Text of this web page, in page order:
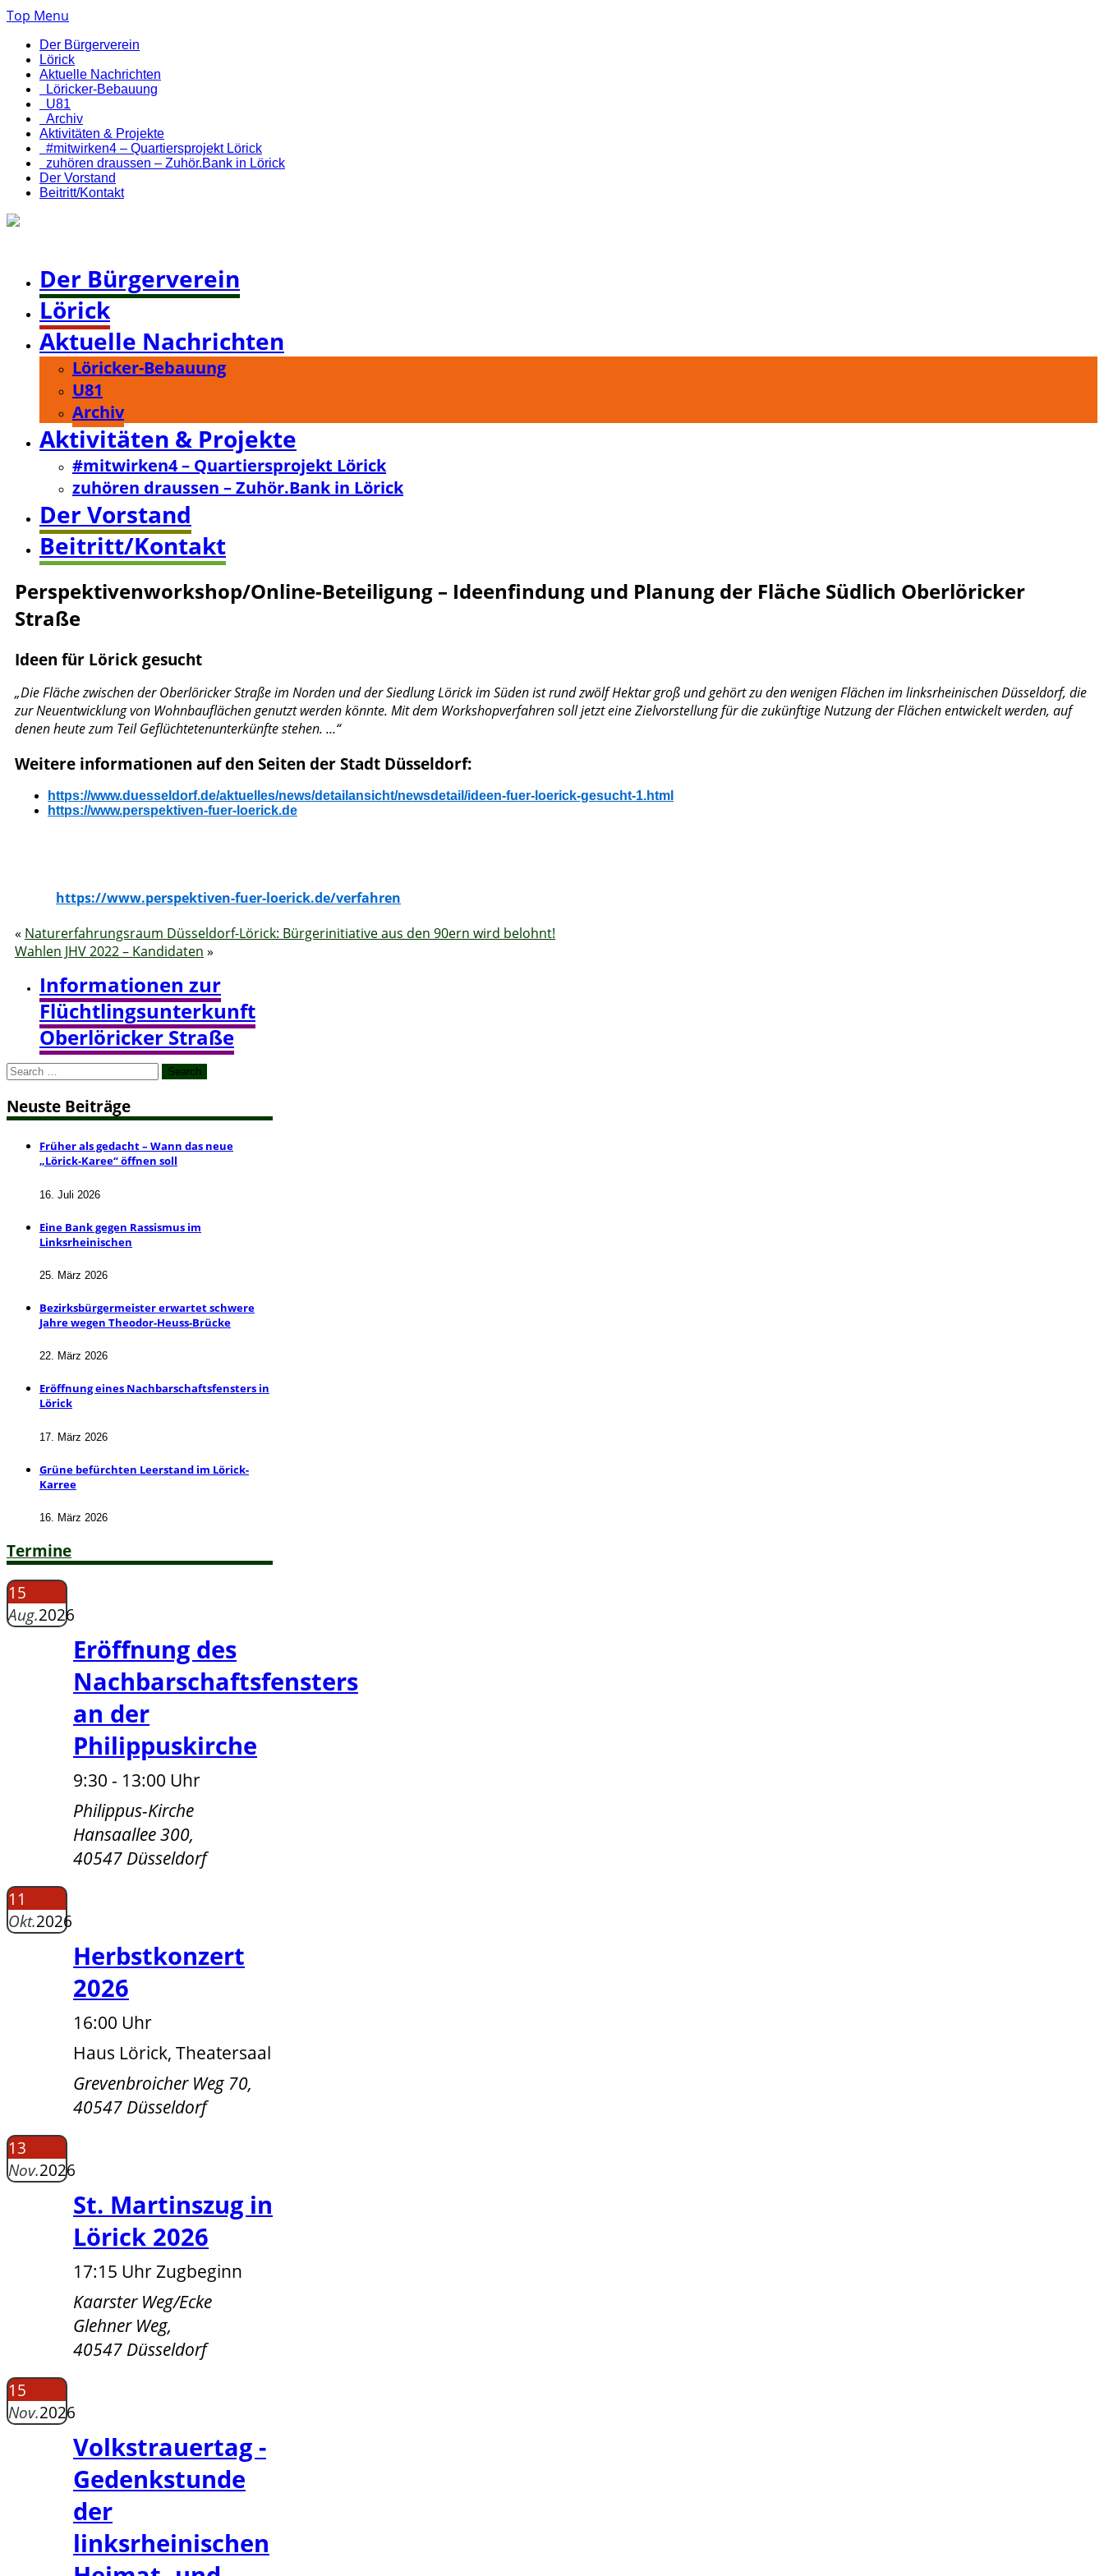
Top Menu
Der Bürgerverein
Lörick
Aktuelle Nachrichten
Löricker-Bebauung
U81
Archiv
Aktivitäten & Projekte
#mitwirken4 – Quartiersprojekt Lörick
zuhören draussen – Zuhör.Bank in Lörick
Der Vorstand
Beitritt/Kontakt
Der Bürgerverein
Lörick
Aktuelle Nachrichten
Löricker-Bebauung
U81
Archiv
Aktivitäten & Projekte
#mitwirken4 – Quartiersprojekt Lörick
zuhören draussen – Zuhör.Bank in Lörick
Der Vorstand
Beitritt/Kontakt
Perspektivenworkshop/Online-Beteiligung – Ideenfindung und Planung der Fläche Südlich Oberlöricker
Straße
Ideen für Lörick gesucht
„Die Fläche zwischen der Oberlöricker Straße im Norden und der Siedlung Lörick im Süden ist rund zwölf Hektar groß und gehört zu den wenigen Flächen im linksrheinischen Düsseldorf, die
zur Neuentwicklung von Wohnbauflächen genutzt werden könnte. Mit dem Workshopverfahren soll jetzt eine Zielvorstellung für die zukünftige Nutzung der Flächen entwickelt werden, auf
denen heute zum Teil Geflüchtetenunterkünfte stehen. …“
Weitere informationen auf den Seiten der Stadt Düsseldorf:
https://www.duesseldorf.de/aktuelles/news/detailansicht/newsdetail/ideen-fuer-loerick-gesucht-1.html
https://www.perspektiven-fuer-loerick.de
https://www.perspektiven-fuer-loerick.de/verfahren
« Naturerfahrungsraum Düsseldorf-Lörick: Bürgerinitiative aus den 90ern wird belohnt!
Wahlen JHV 2022 – Kandidaten »
Informationen zur
Flüchtlingsunterkunft
Oberlöricker Straße
Search
Neuste Beiträge
Früher als gedacht – Wann das neue
„Lörick-Karee“ öffnen soll
16. Juli 2026
Eine Bank gegen Rassismus im
Linksrheinischen
25. März 2026
Bezirksbürgermeister erwartet schwere
Jahre wegen Theodor-Heuss-Brücke
22. März 2026
Eröffnung eines Nachbarschaftsfensters in
Lörick
17. März 2026
Grüne befürchten Leerstand im Lörick-
Karree
16. März 2026
Termine
15
Aug.2026
Eröffnung des
Nachbarschaftsfensters
an der
Philippuskirche
9:30 - 13:00 Uhr
Philippus-Kirche
Hansaallee 300,
40547 Düsseldorf
11
Okt.2026
Herbstkonzert
2026
16:00 Uhr
Haus Lörick, Theatersaal
Grevenbroicher Weg 70,
40547 Düsseldorf
13
Nov.2026
St. Martinszug in
Lörick 2026
17:15 Uhr Zugbeginn
Kaarster Weg/Ecke
Glehner Weg,
40547 Düsseldorf
15
Nov.2026
Volkstrauertag -
Gedenkstunde
der
linksrheinischen